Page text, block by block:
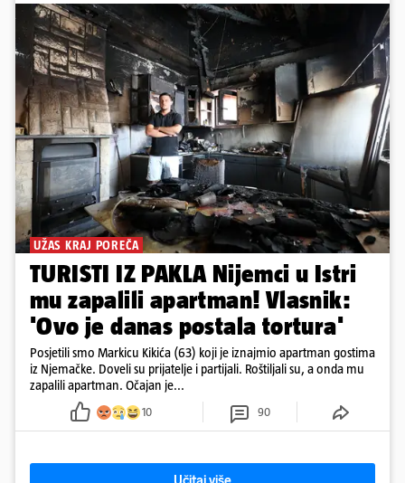
UŽAS KRAJ POREČA
TURISTI IZ PAKLA Nijemci u Istri
mu zapalili apartman! Vlasnik:
'Ovo je danas postala tortura'
Posjetili smo Markicu Kikića (63) koji je iznajmio apartman gostima
iz Njemačke. Doveli su prijatelje i partijali. Roštiljali su, a onda mu
zapalili apartman. Očajan je...
10 90